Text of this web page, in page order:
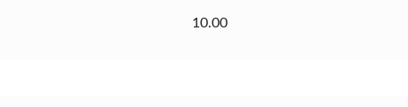
10.00